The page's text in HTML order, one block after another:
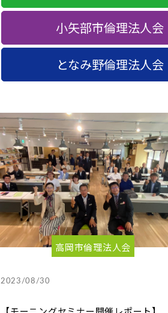
小矢部市倫理法人会
となみ野倫理法人会
高岡市倫理法人会
2023/08/30